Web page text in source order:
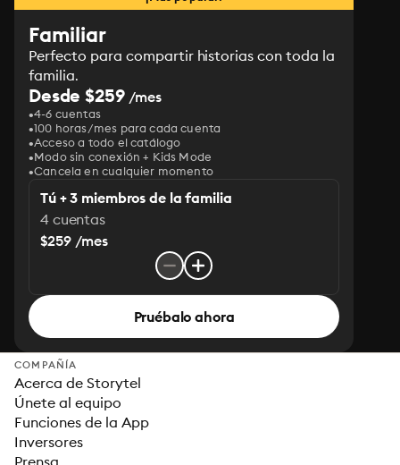
Familiar
Perfecto para compartir historias con toda la
familia.
Desde $259/mes
4-6 cuentas
100 horas/mes para cada cuenta
Acceso a todo el catálogo
Modo sin conexión + Kids Mode
Cancela en cualquier momento
Tú + 3 miembros de la familia
4 cuentas
$259 /mes
Pruébalo ahora
COMPAÑÍA
Acerca de Storytel
Únete al equipo
Funciones de la App
Inversores
Prensa